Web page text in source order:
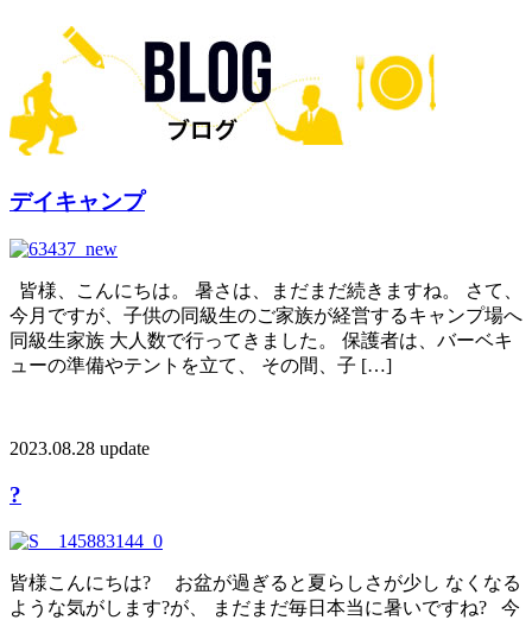
デイキャンプ
皆様、こんにちは。 暑さは、まだまだ続きますね。 さて、
今月ですが、子供の同級生のご家族が経営するキャンプ場へ
同級生家族 大人数で行ってきました。 保護者は、バーベキ
ューの準備やテントを立て、 その間、子 […]
2023.08.28 update
?️
皆様こんにちは? お盆が過ぎると夏らしさが少し なくなる
ような気がします?が、 まだまだ毎日本当に暑いですね? 今